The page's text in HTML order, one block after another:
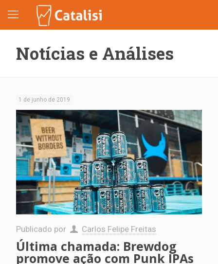
Notícias e Análises
1 de junho de 2019
Publicado por Carlos Felipe Freitas
Última chamada: Brewdog
promove ação com Punk IPAs